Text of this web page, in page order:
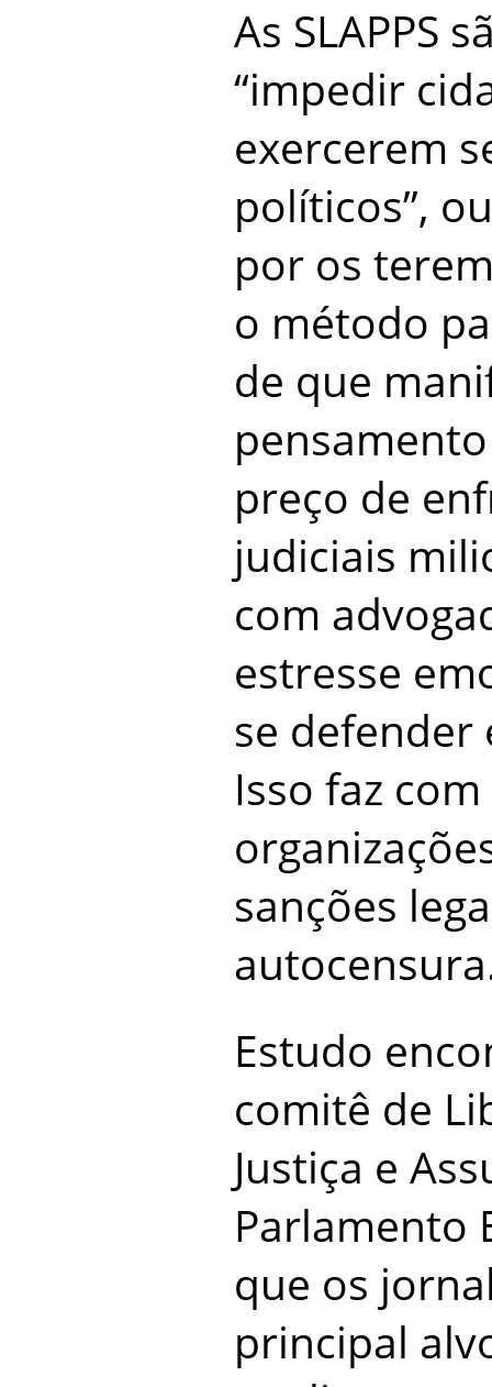
As SLAPPS
“impedir
exercerem
políticos”,
por os
o método
de que
preço de
judiciais
com
estresse
se defender
Isso faz
sanções
Estudo
comitê de
Justiça e
Parlamento
que os
principal